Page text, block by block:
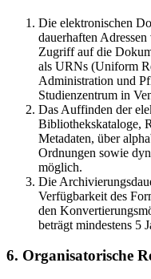
Die elektronischen
dauerhaften
Zugriff auf die
als URNs (Uniform
Administration und
Studienzentrum in
Das Auffinden der
Bibliothekskataloge,
Metadaten, über
Ordnungen sowie
möglich.
Die
Verfügbarkeit des
den
beträgt mindestens 5
6. Organisatorische